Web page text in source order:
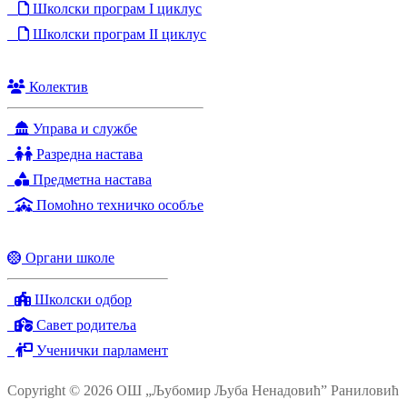
Школски програм I циклус
Школски програм II циклус
Колектив
Управа и службе
Разредна настава
Предметна настава
Помоћно техничко особље
Органи школе
Школски одбор
Савет родитеља
Ученички парламент
Copyright © 2026 ОШ „Љубомир Љуба Ненадовић” Раниловић